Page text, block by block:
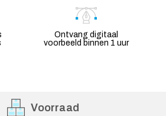
Ontvang digitaal
voorbeeld binnen 1 uur
Voorraad